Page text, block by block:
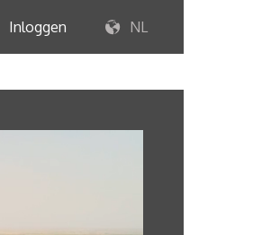
Inloggen NL